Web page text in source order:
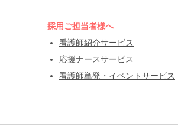
採用ご担当者様へ
看護師紹介サービス
応援ナースサービス
看護師単発・イベントサービス